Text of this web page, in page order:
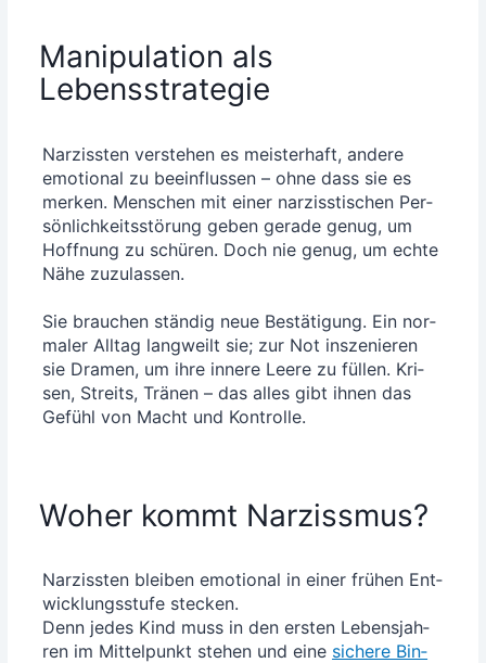
Manipulation als
Lebensstrategie
Nar­ziss­ten ver­ste­hen es meis­ter­haft, ande­re
emo­tio­nal zu beein­flus­sen – ohne dass sie es
mer­ken. Men­schen mit einer nar­ziss­ti­schen Per­
sön­lich­keits­stö­rung geben gera­de genug, um
Hoff­nung zu schü­ren. Doch nie genug, um ech­te
Nähe zuzu­las­sen.
Sie brau­chen stän­dig neue Bestä­ti­gung. Ein nor­
ma­ler All­tag lang­weilt sie; zur Not insze­nie­ren
sie Dra­men, um ihre inne­re Lee­re zu fül­len. Kri­
sen, Streits, Trä­nen – das alles gibt ihnen das
Gefühl von Macht und Kontrolle.
Woher kommt Narzissmus?
Nar­ziss­ten blei­ben emo­tio­nal in einer frü­hen Ent­
wick­lungs­stu­fe ste­cken.
Denn jedes Kind muss in den ers­ten Lebens­jah­
ren im Mit­tel­punkt ste­hen und eine siche­re Bin­